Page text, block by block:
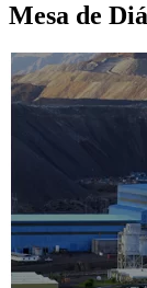
Mesa de